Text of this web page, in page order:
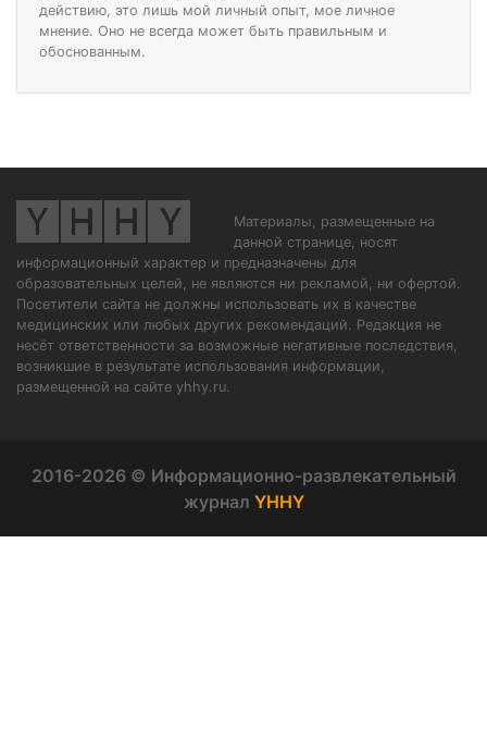
действию, это лишь мой личный опыт, мое личное
мнение. Оно не всегда может быть правильным и
обоснованным.
Материалы, размещенные на
данной странице, носят
информационный характер и предназначены для
образовательных целей, не являются ни рекламой, ни офертой.
Посетители сайта не должны использовать их в качестве
медицинских или любых других рекомендаций. Редакция не
несёт ответственности за возможные негативные последствия,
возникшие в результате использования информации,
размещенной на сайте yhhy.ru.
2016-2026 © Информационно-развлекательный
журнал YHHY